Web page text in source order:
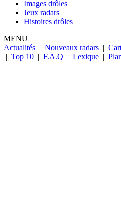
Images drôles
Jeux radars
Histoires drôles
MENU
Actualités | Nouveaux radars |
| Top 10 | F.A.Q | Lexique |